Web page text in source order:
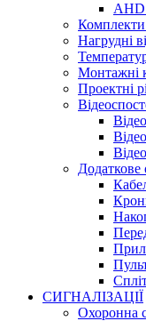
AHD
Комплекти
Нагрудні
Монтажні
Проектні
Додаткове
СИГНАЛІЗАЦІЇ
Охоронна